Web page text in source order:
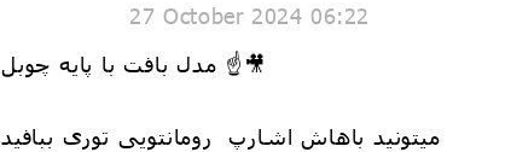
27 October 2024 06:22
مدل بافت با پایه چوبل ☝️🎥
میتونید باهاش اشارپ رومانتویی توری ببافید